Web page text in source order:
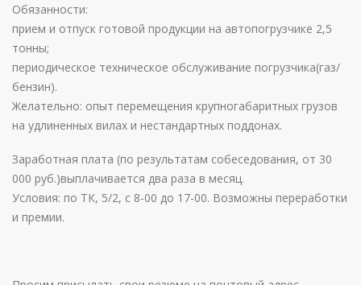
Обязанности:
прием и отпуск готовой продукции на автопогрузчике 2,5
тонны;
периодическое техническое обслуживание погрузчика(газ/
бензин).
Желательно: опыт перемещения крупногабаритных грузов
на удлиненных вилах и нестандартных поддонах.
Заработная плата (по результатам собеседования, от 30
000 руб.)выплачивается два раза в месяц.
Условия: по ТК, 5/2, с 8-00 до 17-00. Возможны переработки
и премии.